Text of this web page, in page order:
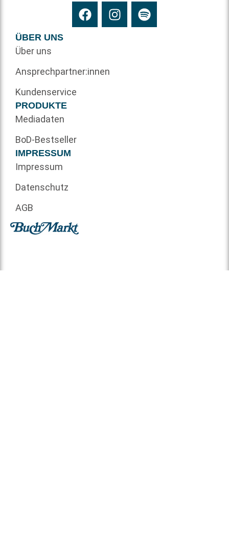
ÜBER UNS
Über uns
Ansprechpartner:innen
Kundenservice
PRODUKTE
Mediadaten
BoD-Bestseller
IMPRESSUM
Impressum
Datenschutz
AGB